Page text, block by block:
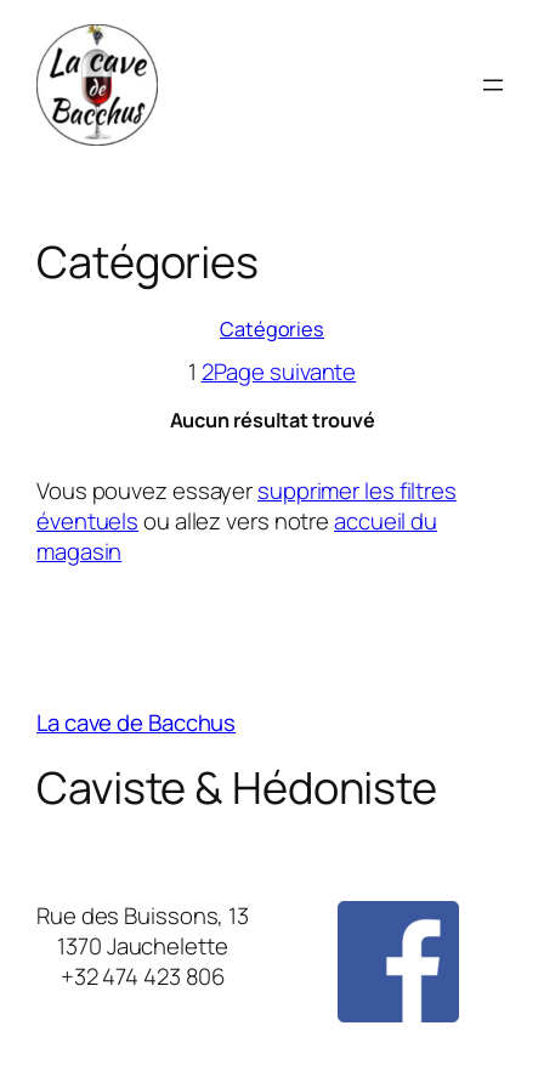
contenu
Catégories
Catégories
1 2Page suivante
Aucun résultat trouvé
Vous pouvez essayersupprimer les filtres
éventuelsou allez vers notreaccueil du
magasin
La cave de Bacchus
Caviste & Hédoniste
Rue des Buissons, 13
1370 Jauchelette
+32 474 423 806